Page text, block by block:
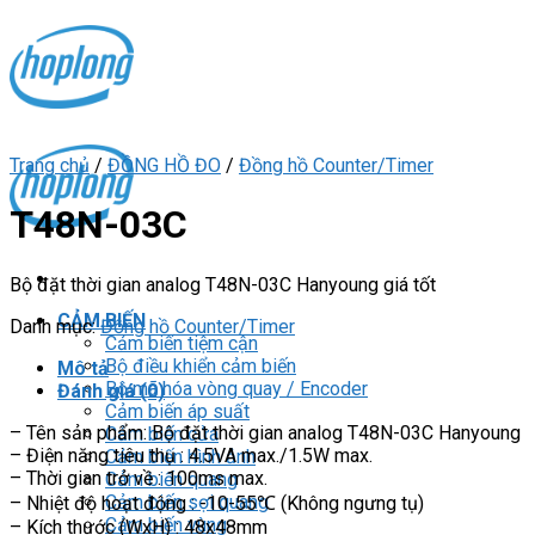
content
CẢM BIẾN
Cảm biến tiệm cận
Bộ điều khiển cảm biến
Bộ mã hóa vòng quay / Encoder
Cảm biến áp suất
Cảm biến cửa
Cảm biến hình ảnh
Cảm biến quang
Cảm biến sợi quang
Cảm biến vùng
Trang chủ / ĐỒNG HỒ ĐO / Đồng hồ Counter/Timer
T48N-03C
Bộ đặt thời gian analog T48N-03C Hanyoung giá tốt
Danh mục:Đồng hồ Counter/Timer
Mô tả
Đánh giá (0)
– Tên sản phẩm: Bộ đặt thời gian analog T48N-03C Hanyoung
– Điện năng tiêu thụ : 4.5VA max./1.5W max.
– Thời gian trở về : 100ms max.
– Nhiệt độ hoạt động : -10-55℃ (Không ngưng tụ)
– Kích thước (WxH) : 48x48mm